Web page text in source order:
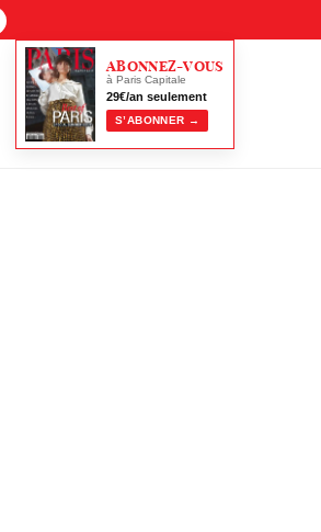
ABONNEZ-VOUS
à Paris Capitale
29€/an seulement
S’ABONNER →